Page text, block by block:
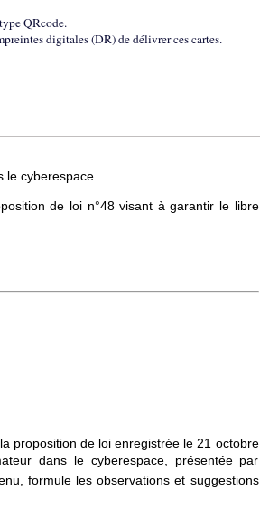
QRcode.
digitales (DR) de délivrer ces cartes.
le cyberespace
de loi n°48 visant à garantir le libre
proposition de loi enregistrée le 21 octobre
dans le cyberespace, présentée par
formule les observations et suggestions